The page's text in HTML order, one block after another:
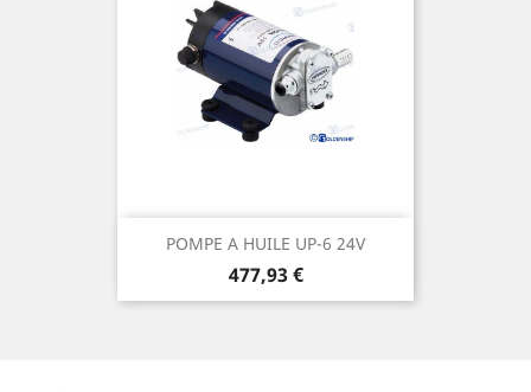
POMPE A HUILE UP-6 24V
Prix
477,93 €